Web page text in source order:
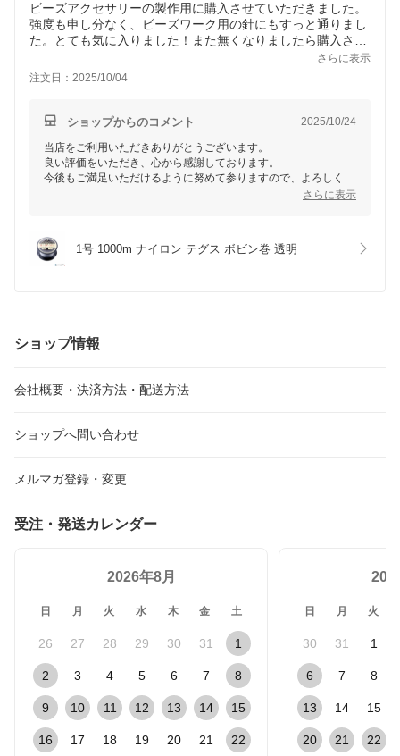
ビーズアクセサリーの製作用に購入させていただきました。
強度も申し分なく、ビーズワーク用の針にもすっと通りまし
た。とても気に入りました！また無くなりましたら購入させ
さらに表示
注文日：2025/10/04
ショップからのコメント 2025/10/24
当店をご利用いただきありがとうございます。
良い評価をいただき、心から感謝しております。
今後もご満足いただけるように努めて参りますので、よろしくお
さらに表示
1号 1000m ナイロン テグス ボビン巻 透明
ショップ情報
会社概要・決済方法・配送方法
ショップへ問い合わせ
メルマガ登録・変更
受注・発送カレンダー
2026年8月
日 月 火 水 木 金 土
26 27 28 29 30 31 1
2 3 4 5 6 7 8
9 10 11 12 13 14 15
16 17 18 19 20 21 22
日 月 火
30 31 1
6 7 8
13 14 15
20 21 22